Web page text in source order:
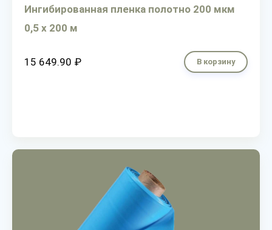
Ингибированная пленка полотно 200 мкм
0,5 х 200 м
15 649.90 ₽ В корзину